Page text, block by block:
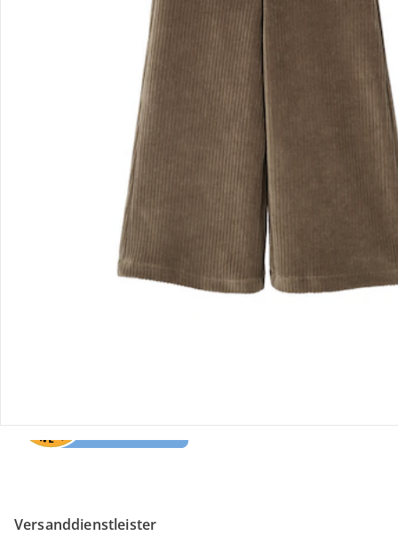
Kontakt & Service
Filialen & Beratung
Unternehmen
Sicher & flexibel bezahlen
Versanddienstleister